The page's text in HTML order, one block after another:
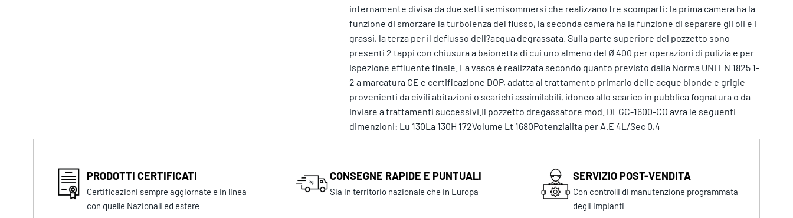
internamente divisa da due setti semisommersi che realizzano tre scomparti: la prima camera ha la
funzione di smorzare la turbolenza del flusso, la seconda camera ha la funzione di separare gli oli e i
grassi, la terza per il deflusso dell?acqua degrassata. Sulla parte superiore del pozzetto sono
presenti 2 tappi con chiusura a baionetta di cui uno almeno del Ø 400 per operazioni di pulizia e per
ispezione effluente finale. La vasca è realizzata secondo quanto previsto dalla Norma UNI EN 1825 1-
2 a marcatura CE e certificazione DOP, adatta al trattamento primario delle acque bionde e grigie
provenienti da civili abitazioni o scarichi assimilabili, idoneo allo scarico in pubblica fognatura o da
inviare a trattamenti successivi.Il pozzetto dregassatore mod. DEGC-1600-CO avra le seguenti
dimenzioni: Lu 130La 130H 172Volume Lt 1680Potenzialita per A.E 4L/Sec 0,4
PRODOTTI CERTIFICATI
Certificazioni sempre aggiornate e in linea
con quelle Nazionali ed estere
CONSEGNE RAPIDE E PUNTUALI
Sia in territorio nazionale che in Europa
SERVIZIO POST-VENDITA
Con controlli di manutenzione programmata
degli impianti